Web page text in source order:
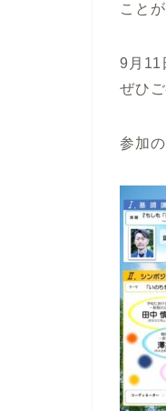
こと
9月11
ぜひ
参加